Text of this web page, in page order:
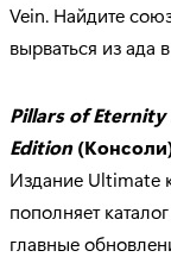
Vein. Найдите
вырваться из ада
Pillars of
Edition(Консоли)
Издание Ultimate
пополняет
главные